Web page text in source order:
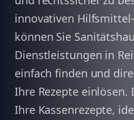
innovativen
können Sie
Dienstleistungen in
einfach finden und
Ihre Rezepte einlösen.
Ihre Kassenrezepte,